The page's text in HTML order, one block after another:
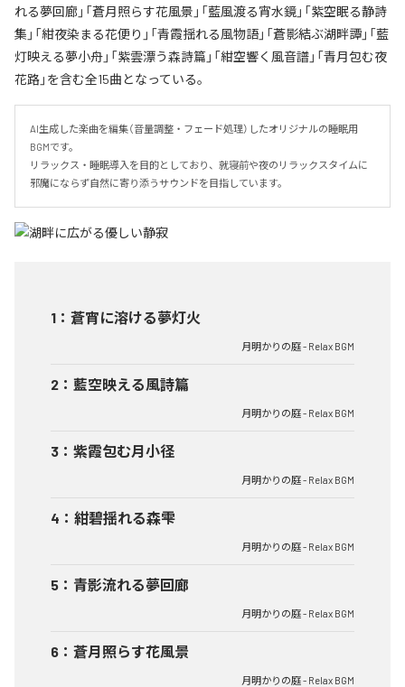
れる夢回廊」「蒼月照らす花風景」「藍風渡る宵水鏡」「紫空眠る静詩
集」「紺夜染まる花便り」「青霞揺れる風物語」「蒼影結ぶ湖畔譚」「藍
灯映える夢小舟」「紫雲漂う森詩篇」「紺空響く風音譜」「青月包む夜
花路」を含む全15曲となっている。
AI生成した楽曲を編集（音量調整・フェード処理）したオリジナルの睡眠用
BGMです。
リラックス・睡眠導入を目的としており、就寝前や夜のリラックスタイムに
邪魔にならず自然に寄り添うサウンドを目指しています。
1 ： 蒼宵に溶ける夢灯火
月明かりの庭 - Relax BGM
2 ： 藍空映える風詩篇
月明かりの庭 - Relax BGM
3 ： 紫霞包む月小径
月明かりの庭 - Relax BGM
4 ： 紺碧揺れる森雫
月明かりの庭 - Relax BGM
5 ： 青影流れる夢回廊
月明かりの庭 - Relax BGM
6 ： 蒼月照らす花風景
月明かりの庭 - Relax BGM